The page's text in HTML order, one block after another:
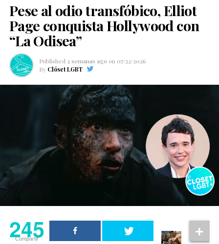
Pese al odio transfóbico, Elliot
Page conquista Hollywood con
“La Odisea”
Published 2 semanas ago on 07/22/2026
By Clóset LGBT
245
Compartir